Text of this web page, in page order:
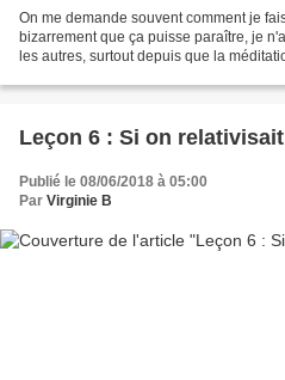
On me demande souvent comment je
bizarrement que ça puisse paraître, je
les autres, surtout depuis que la
Leçon 6 : Si on
Publié le 08/06/2018 à 05:00
Par Virginie B